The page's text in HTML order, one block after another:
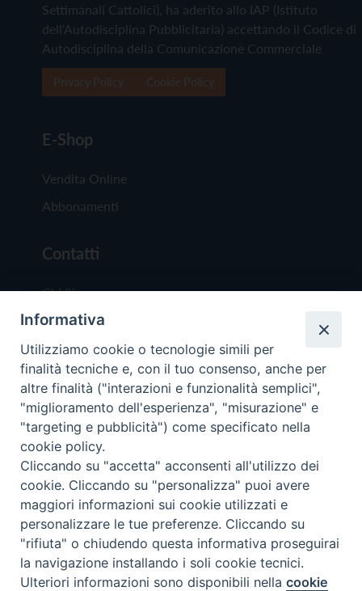
Settimanali Cattolici), ha aderito allo IAP (Istituto
dell'Autodisciplina Pubblicitaria) accettando il Codice di
Autodisciplina della Comunicazione Commerciale
E-Shop
Vendita Online
Abbonamenti
Contatti
Chi Siamo
Redazione
Scrivici
Copyright © 2019 - Tutti i diritti riservati - Vita
Trentina Editrice
Privacy Policy
Torna
Preferenze Cookie
Informativa
Utilizziamo cookie o tecnologie simili per
finalità tecniche e, con il tuo consenso, anche per
altre finalità ("interazioni e funzionalità semplici",
"miglioramento dell'esperienza", "misurazione" e
"targeting e pubblicità") come specificato nella
cookie policy.
Cliccando su "accetta" acconsenti all'utilizzo dei
cookie. Cliccando su "personalizza" puoi avere
maggiori informazioni sui cookie utilizzati e
personalizzare le tue preferenze. Cliccando su
"rifiuta" o chiudendo questa informativa proseguirai
la navigazione installando i soli cookie tecnici.
Ulteriori informazioni sono disponibili nellacookie